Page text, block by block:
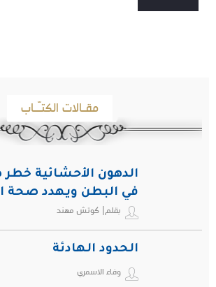
مقـالات الكتـّـاب
الدهون الأحشائية
في البطن ويهدد صحة
بقلم| كوتش مهند
الحدود الهادئة
وفاء الاسمري